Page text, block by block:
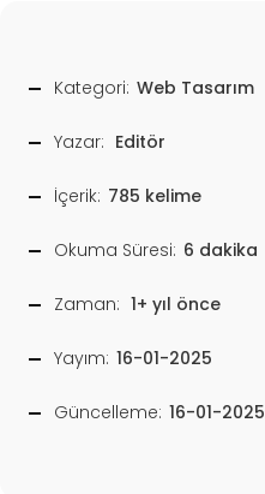
Kategori: Web Tasarım
Yazar: Editör
İçerik: 785 kelime
Okuma Süresi: 6 dakika
Zaman: 1+ yıl önce
Yayım: 16-01-2025
Güncelleme: 16-01-2025